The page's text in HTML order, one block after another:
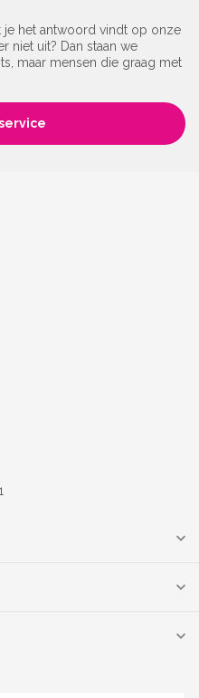
je het antwoord vindt op onze
niet uit? Dan staan we
maar mensen die graag met